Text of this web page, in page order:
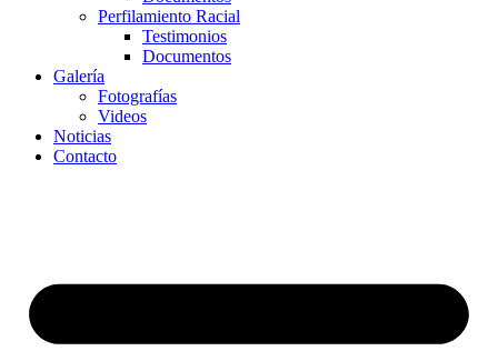
Perfilamiento Racial
Testimonios
Documentos
Galería
Fotografías
Videos
Noticias
Contacto